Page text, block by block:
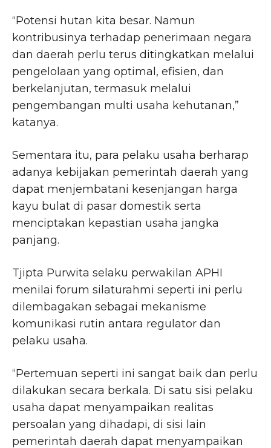
“Potensi hutan kita besar. Namun
kontribusinya terhadap penerimaan negara
dan daerah perlu terus ditingkatkan melalui
pengelolaan yang optimal, efisien, dan
berkelanjutan, termasuk melalui
pengembangan multi usaha kehutanan,”
katanya.
Sementara itu, para pelaku usaha berharap
adanya kebijakan pemerintah daerah yang
dapat menjembatani kesenjangan harga
kayu bulat di pasar domestik serta
menciptakan kepastian usaha jangka
panjang.
Tjipta Purwita selaku perwakilan APHI
menilai forum silaturahmi seperti ini perlu
dilembagakan sebagai mekanisme
komunikasi rutin antara regulator dan
pelaku usaha.
“Pertemuan seperti ini sangat baik dan perlu
dilakukan secara berkala. Di satu sisi pelaku
usaha dapat menyampaikan realitas
persoalan yang dihadapi, di sisi lain
pemerintah daerah dapat menyampaikan